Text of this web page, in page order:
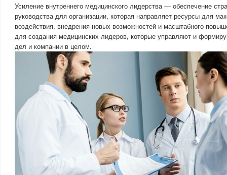
Усиление внутреннего медицинского лидерства — обеспечение
руководства для организации, которая направляет ресурсы для
воздействия, внедрения новых возможностей и масштабного
для создания медицинских лидеров, которые управляют и
дел и компании в целом.